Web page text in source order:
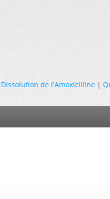
Dissolution de l'Amoxicilline|